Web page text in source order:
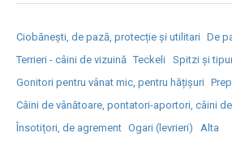
Ciobănești, de pază, protecție și utilitari De
Terrieri - câini de vizuină Teckeli Spitzi și
Gonitori pentru vânat mic, pentru hățișuri
Câini de vânătoare, pontatori-aportori, câini
Însotițori, de agrement Ogari (levrieri) Alta